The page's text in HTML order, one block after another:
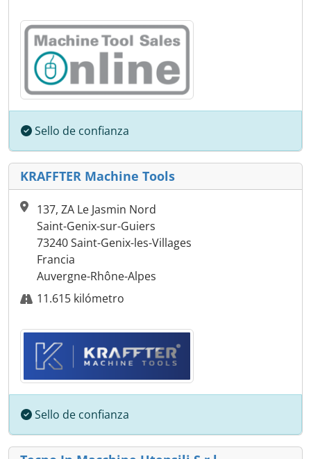
Sello de confianza
KRAFFTER Machine Tools
137, ZA Le Jasmin Nord
Saint-Genix-sur-Guiers
73240 Saint-Genix-les-Villages
Francia
Auvergne-Rhône-Alpes
11.615 kilómetro
Sello de confianza